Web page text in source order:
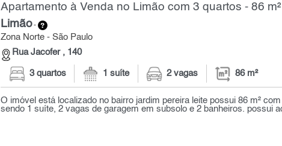
Apartamento à Venda no Limão com 3 quartos - 86 m²
Limão-
Zona Norte - São Paulo
Rua Jacofer , 140
3 quartos 1 suíte 2 vagas 86 m²
O imóvel está localizado no bairro jardim pereira leite possui 86 m²
sendo 1 suíte, 2 vagas de garagem em subsolo e 2 banheiros. possui